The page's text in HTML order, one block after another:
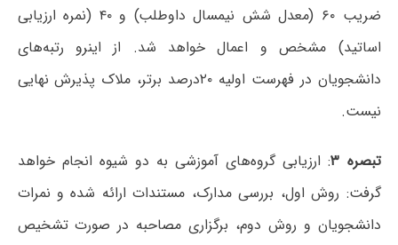
ضریب ۶۰ (معدل شش نیمسال داوطلب) و ۴۰ (نمره ارزیابی
اساتید) مشخص و اعمال خواهد شد. از اینرو رتبه‌های
دانشجویان در فهرست اولیه ۲۰درصد برتر، ملاک پذیرش نهایی
نیست.
تبصره ۳
: ارزیابی گروه‌های آموزشی به دو شیوه انجام خواهد
گرفت: روش اول، بررسی مدارک، مستندات ارائه شده و نمرات
دانشجویان و روش دوم، برگزاری مصاحبه در صورت تشخیص